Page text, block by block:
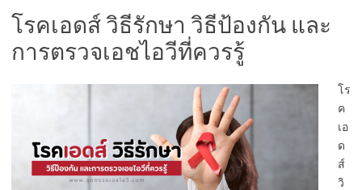
โรคเอดส์ วิธีรักษา วิธีป้องกัน และ
การตรวจเอชไอวีที่ควรรู้
โร
ค
เอ
ด
ส์
วิ